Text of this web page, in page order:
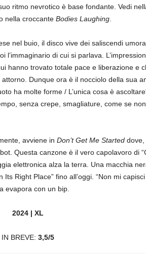
ritmo nevrotico è base fondante. Vedi
nella croccante Bodies Laughing.
nel buio, il disco vive dei saliscendi
l’immaginario di cui si parlava.
hanno trovato totale pace e liberazione e
Dunque ora è il nocciolo della sua
ha molte forme / L’unica cosa è
senza crepe, smagliature, come se non
avviene in Don’t Get Me Starteddove,
Questa canzone è il vero capolavoro di
elettronica alza la terra. Una macchia
Right Place” fino all’oggi. “Non mi
evapora con un bip.
2024 | XL
IN BREVE: 3,5/5